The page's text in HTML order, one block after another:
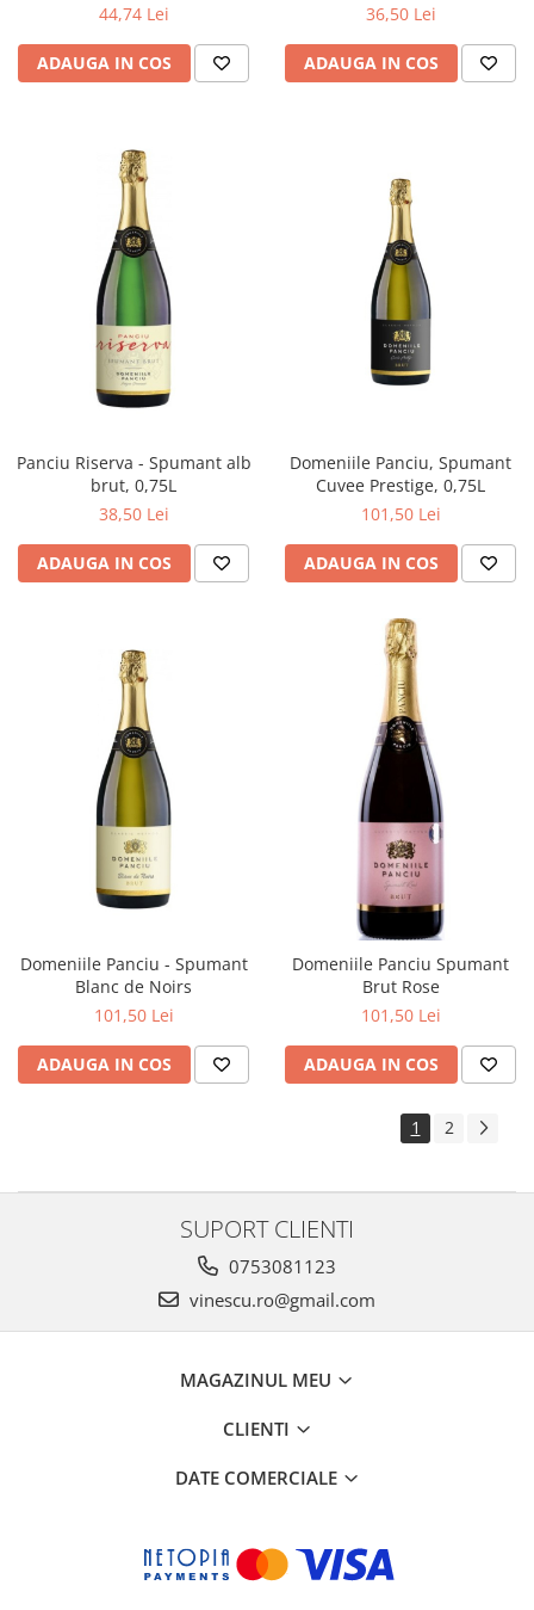
44,74 Lei
ADAUGA IN COS
36,50 Lei
ADAUGA IN COS
Panciu Riserva - Spumant alb
brut, 0,75L
38,50 Lei
ADAUGA IN COS
Domeniile Panciu, Spumant
Cuvee Prestige, 0,75L
101,50 Lei
ADAUGA IN COS
Domeniile Panciu - Spumant
Blanc de Noirs
101,50 Lei
ADAUGA IN COS
Domeniile Panciu Spumant
Brut Rose
101,50 Lei
ADAUGA IN COS
1 2
SUPORT CLIENTI
0753081123
vinescu.ro@gmail.com
MAGAZINUL MEU
CLIENTI
DATE COMERCIALE